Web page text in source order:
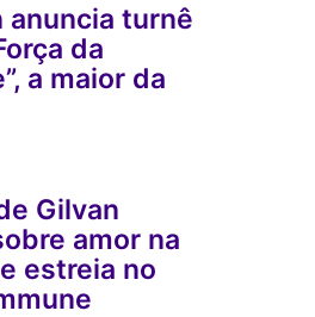
anuncia turnê
da
a maior da
Gilvan
amor na
estreia no